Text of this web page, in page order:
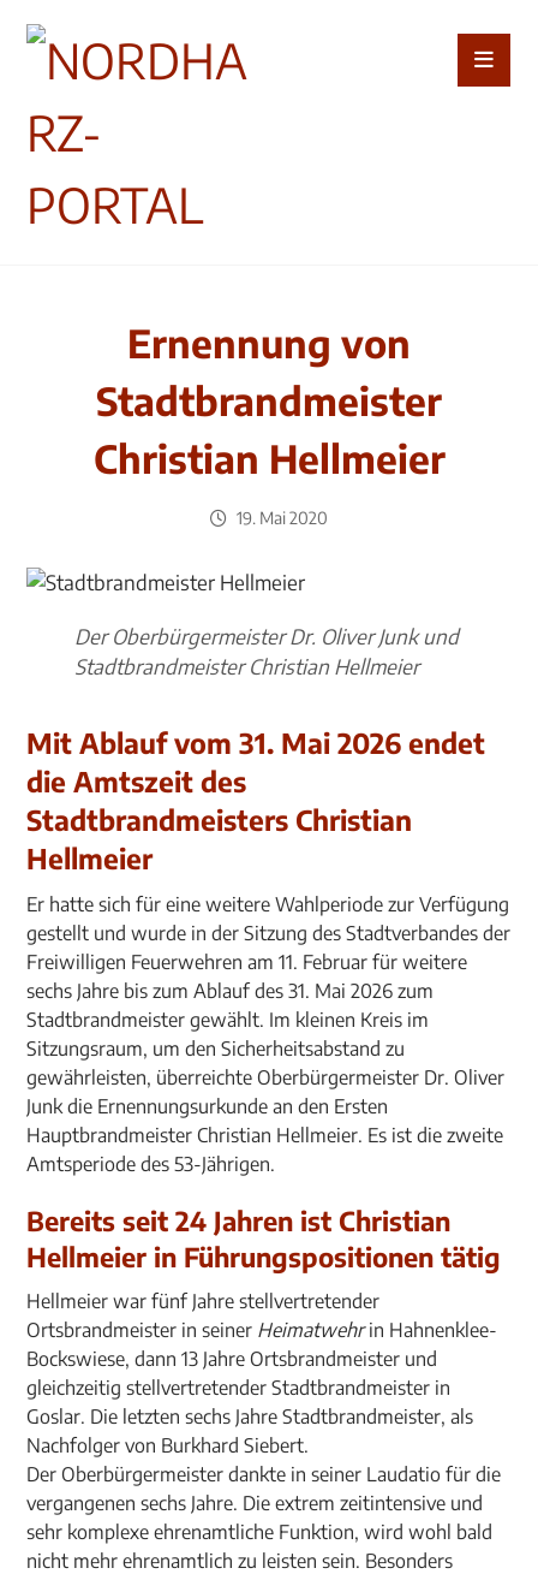
Ernennung von
Stadtbrandmeister
Christian Hellmeier
19. Mai 2020
Der Oberbürgermeister Dr. Oliver Junk und
Stadtbrandmeister Christian Hellmeier
Mit Ablauf vom 31. Mai 2026 endet
die Amtszeit des
Stadtbrandmeisters Christian
Hellmeier
Er hatte sich für eine weitere Wahlperiode zur Verfügung
gestellt und wurde in der Sitzung des Stadtverbandes der
Freiwilligen Feuerwehren am 11. Februar für weitere
sechs Jahre bis zum Ablauf des 31. Mai 2026 zum
Stadtbrandmeister gewählt. Im kleinen Kreis im
Sitzungsraum, um den Sicherheitsabstand zu
gewährleisten, überreichte Oberbürgermeister Dr. Oliver
Junk die Ernennungsurkunde an den Ersten
Hauptbrandmeister Christian Hellmeier. Es ist die zweite
Amtsperiode des 53-Jährigen.
Bereits seit 24 Jahren ist Christian
Hellmeier in Führungspositionen tätig
Hellmeier war fünf Jahre stellvertretender
Ortsbrandmeister in seiner Heimatwehrin Hahnenklee-
Bockswiese, dann 13 Jahre Ortsbrandmeister und
gleichzeitig stellvertretender Stadtbrandmeister in
Goslar. Die letzten sechs Jahre Stadtbrandmeister, als
Nachfolger von Burkhard Siebert.
Der Oberbürgermeister dankte in seiner Laudatio für die
vergangenen sechs Jahre. Die extrem zeitintensive und
sehr komplexe ehrenamtliche Funktion, wird wohl bald
nicht mehr ehrenamtlich zu leisten sein. Besonders